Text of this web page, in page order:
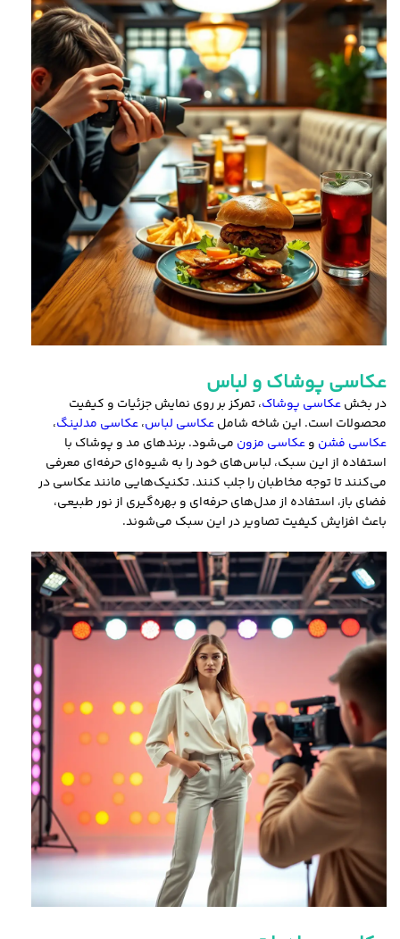
عکاسی پوشاک و لباس
در بخشعکاسی پوشاک، تمرکز بر روی نمایش جزئیات و کیفیت
محصولات است. این شاخه شاملعکاسی لباس،عکاسی مدلینگ،
عکاسی فشن وعکاسی مزون می‌شود. برندهای مد و پوشاک با
استفاده از این سبک، لباس‌های خود را به شیوه‌ای حرفه‌ای معرفی
می‌کنند تا توجه مخاطبان را جلب کنند. تکنیک‌هایی مانند عکاسی در
فضای باز، استفاده از مدل‌های حرفه‌ای و بهره‌گیری از نور طبیعی،
باعث افزایش کیفیت تصاویر در این سبک می‌شوند.